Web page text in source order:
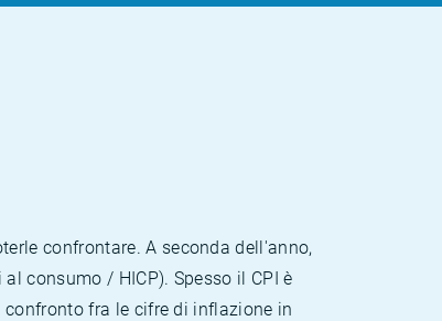
confrontare. A seconda dell'anno,
consumo / HICP). Spesso il CPI è
fra le cifre di inflazione in